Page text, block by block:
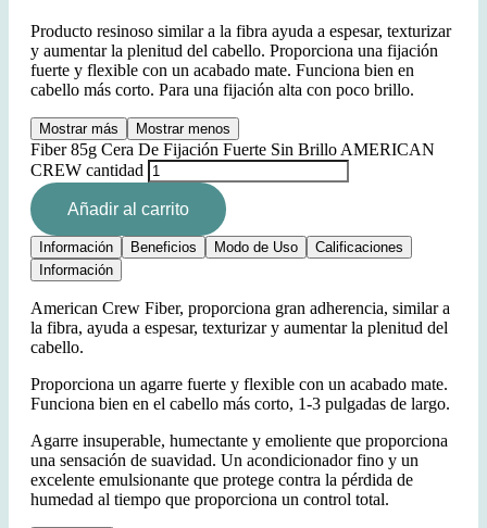
Producto resinoso similar a la fibra ayuda a espesar, texturizar
y aumentar la plenitud del cabello. Proporciona una fijación
fuerte y flexible con un acabado mate. Funciona bien en
cabello más corto. Para una fijación alta con poco brillo.
Mostrar más Mostrar menos
Fiber 85g Cera De Fijación Fuerte Sin Brillo AMERICAN
CREW cantidad
Añadir al carrito
Información Beneficios Modo de Uso
Calificaciones
Información
American Crew Fiber, proporciona gran adherencia, similar a
la fibra, ayuda a espesar, texturizar y aumentar la plenitud del
cabello.
Proporciona un agarre fuerte y flexible con un acabado mate.
Funciona bien en el cabello más corto, 1-3 pulgadas de largo.
Agarre insuperable, humectante y emoliente que proporciona
una sensación de suavidad. Un acondicionador fino y un
excelente emulsionante que protege contra la pérdida de
humedad al tiempo que proporciona un control total.